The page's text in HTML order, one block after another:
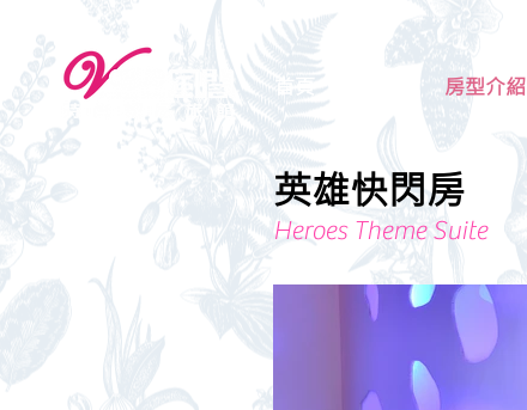
首頁 房型介紹
英雄快閃房
Heroes Theme Suite